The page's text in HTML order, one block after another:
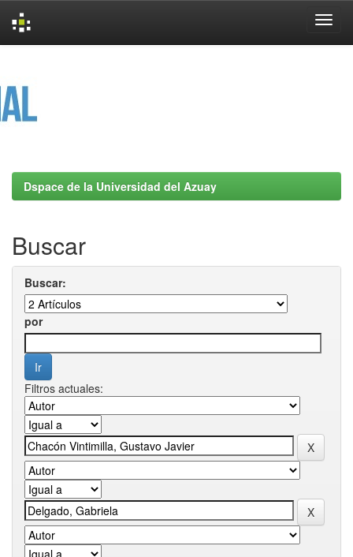
Dspace de la Universidad del Azuay
Buscar
Buscar:
por
Filtros actuales: